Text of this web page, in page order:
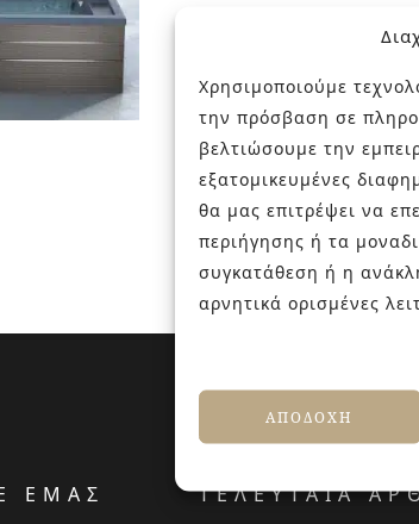
Χρησιμοποιούμε
την πρόσβαση σε
βελτιώσουμε την
εξατομικευμένες
θα μας επιτρέψει να
περιήγησης ή τα
συγκατάθεση ή η
αρνητικά ορισμένες
ΑΠΟΔΟΧΉ
ΕΜΑΣ ΤΕΛΕΥΤΑΙΑ